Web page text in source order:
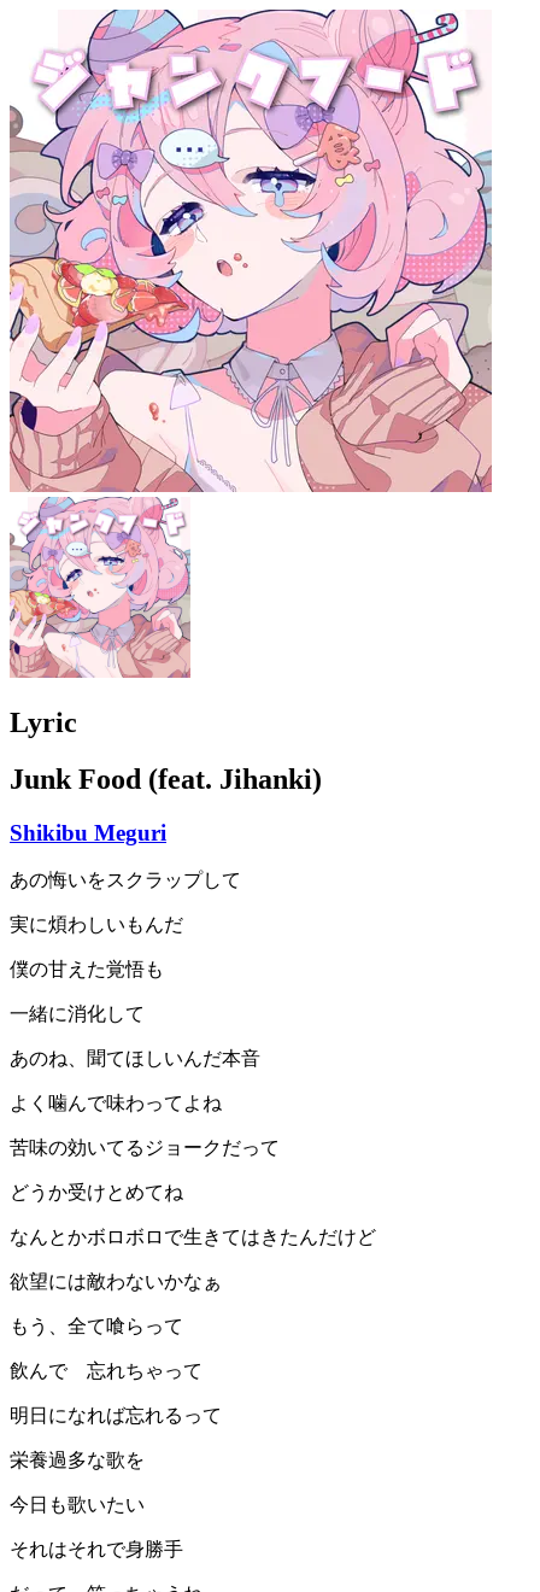
Lyric
Junk Food (feat. Jihanki)
Shikibu Meguri
あの悔いをスクラップして
実に煩わしいもんだ
僕の甘えた覚悟も
一緒に消化して
あのね、聞てほしいんだ本音
よく噛んで味わってよね
苦味の効いてるジョークだって
どうか受けとめてね
なんとかボロボロで生きてはきたんだけど
欲望には敵わないかなぁ
もう、全て喰らって
飲んで 忘れちゃって
明日になれば忘れるって
栄養過多な歌を
今日も歌いたい
それはそれで身勝手